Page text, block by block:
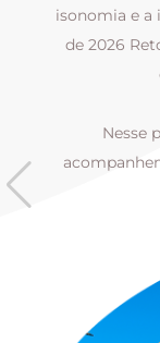
isonomia e a
de 2026
Nesse